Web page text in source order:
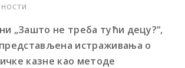
„Зашто не треба тући децу?“,
истраживања о
казне као методе